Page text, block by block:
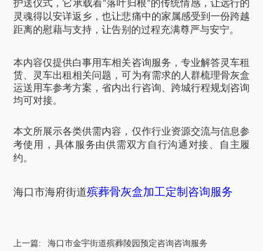
护送仪式，它承载着“落叶归根”的传统情感，让远行的
灵魂得以安详返乡，也让悲痛中的家属感受到一份跨越
距离的慰藉与支持，让告别的过程充满尊严与安宁。
本内容仅提供白事用车相关咨询服务，专业解答灵车租
赁、灵车出租相关问题，可为有需求的人群梳理骨灰盒
运送用车参考方案，省内出行咨询、跨城行程规划咨询
均可对接。
本文所展示各类供需内容，仅作行业资源交流与信息参
考使用，具体服务由供需双方自行沟通对接、自主履
约。
海口市海府街道殡葬骨灰盒加工定制咨询服务
上一篇: 海口市金宇街道殡葬陵园预定咨询咨询服务